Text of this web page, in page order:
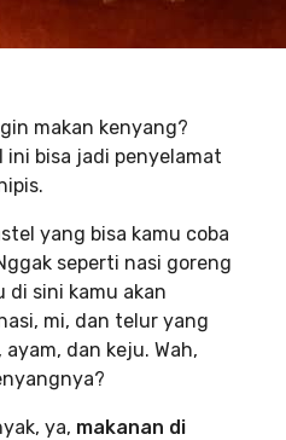
makan kenyang?
ini bisa jadi penyelamat
yang bisa kamu coba
seperti nasi goreng
di sini kamu akan
mi, dan telur yang
dan keju. Wah,
ya, makanan di